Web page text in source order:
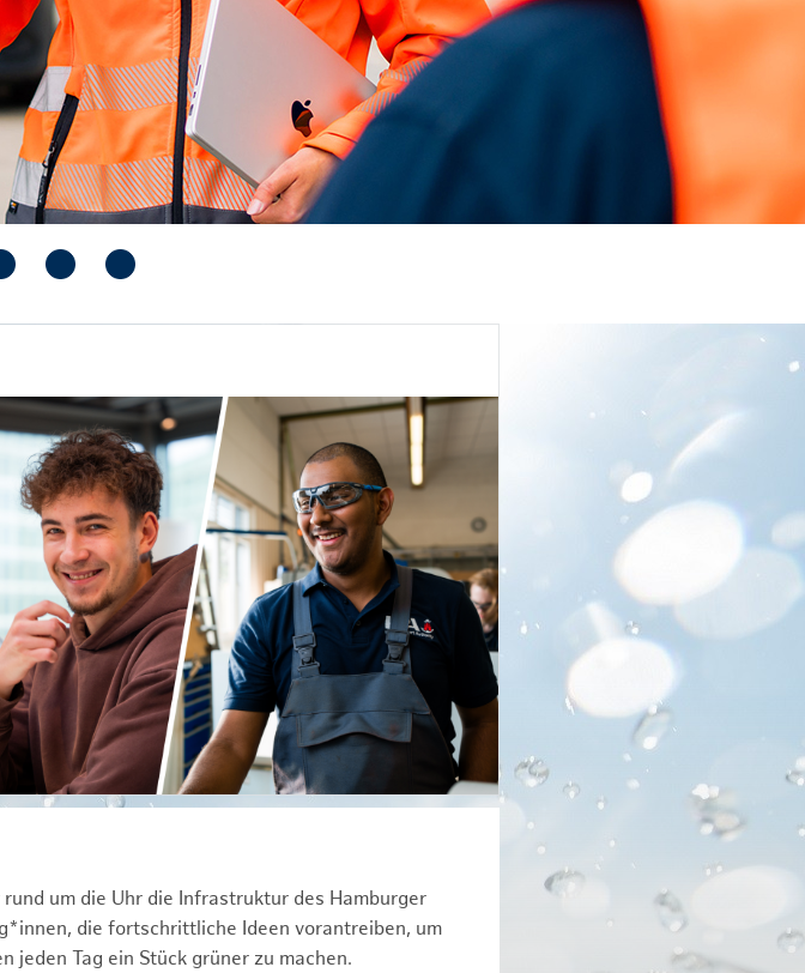
um die Uhr die Infrastruktur des Hamburger
die fortschrittliche Ideen vorantreiben, um
jeden Tag ein Stück grüner zu machen.